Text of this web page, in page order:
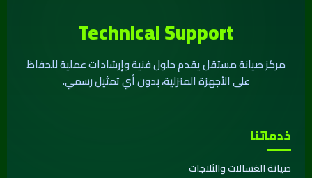
Technical Support
مركز صيانة مستقل يقدم حلول فنية وإرشادات عملية للحفاظ
على الأجهزة المنزلية، بدون أي تمثيل رسمي.
خدماتنا
صيانة الغسالات والثلاجات